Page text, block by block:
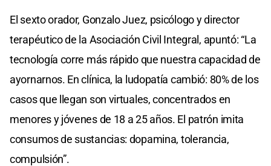
El sexto orador, Gonzalo Juez, psicólogo y director
terapéutico de la Asociación Civil Integral, apuntó: “La
tecnología corre más rápido que nuestra capacidad de
ayornarnos. En clínica, la ludopatía cambió: 80% de los
casos que llegan son virtuales, concentrados en
menores y jóvenes de 18 a 25 años. El patrón imita
consumos de sustancias: dopamina, tolerancia,
compulsión”.